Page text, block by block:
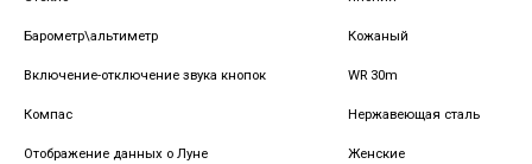
Барометр\альтиметр Кожаный
Включение-отключение звука кнопок WR 30m
Компас Нержавеющая сталь
Отображение данных о Луне Женские